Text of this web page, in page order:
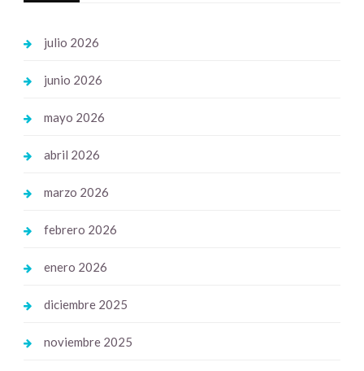
julio 2026
junio 2026
mayo 2026
abril 2026
marzo 2026
febrero 2026
enero 2026
diciembre 2025
noviembre 2025